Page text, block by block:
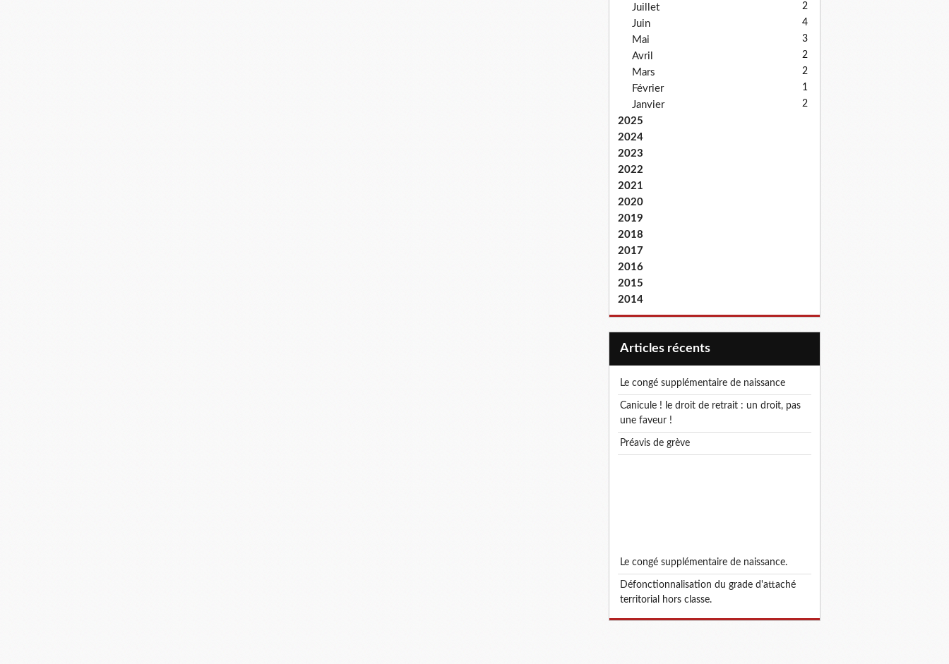
Juillet
2
Juin 4
Mai 3
Avril 2
Mars 2
Février 1
Janvier 2
2025
2024
2023
2022
2021
2020
2019
2018
2017
2016
2015
2014
articles récents
le congé supplémentaire de naissance
canicule ! le droit de retrait : un droit, pas
une faveur !
préavis de grève
le congé supplémentaire de naissance.
défonctionnalisation du grade d'attaché
territorial hors classe.